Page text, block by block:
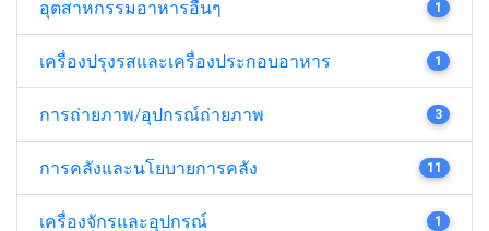
อุตสาหกรรมอาหารอื่นๆ 1
เครื่องปรุงรสและเครื่องประกอบอาหาร 1
การถ่ายภาพ/อุปกรณ์ถ่ายภาพ 3
การคลังและนโยบายการคลัง 11
เครื่องจักรและอุปกรณ์ 1